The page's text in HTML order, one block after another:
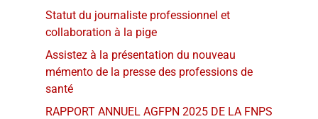
Statut du journaliste professionnel et
collaboration à la pige
Assistez à la présentation du nouveau
mémento de la presse des professions de
santé
RAPPORT ANNUEL AGFPN 2025 DE LA FNPS